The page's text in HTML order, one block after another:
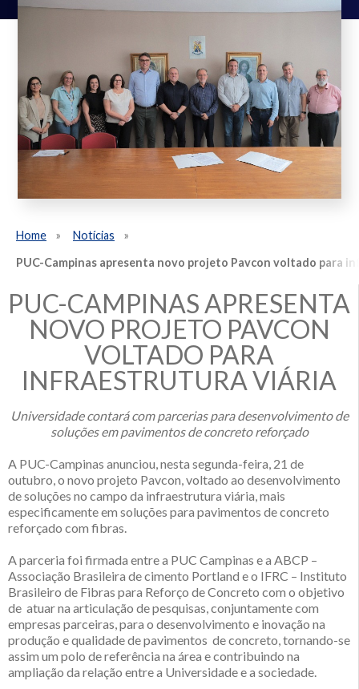
Home
Notícias
PUC-Campinas apresenta novo projeto Pavcon voltado para
PUC-CAMPINAS APRESENTA
NOVO PROJETO PAVCON
VOLTADO PARA
INFRAESTRUTURA VIÁRIA
Universidade contará com parcerias para desenvolvimento de
soluções em pavimentos de concreto reforçado
A PUC-Campinas anunciou, nesta segunda-feira, 21 de
outubro, o novo projeto Pavcon, voltado ao desenvolvimento
de soluções no campo da infraestrutura viária, mais
especificamente em soluções para pavimentos de concreto
reforçado com fibras.
A parceria foi firmada entre a PUC Campinas e a ABCP –
Associação Brasileira de cimento Portland e o IFRC – Instituto
Brasileiro de Fibras para Reforço de Concreto com o objetivo
de atuar na articulação de pesquisas, conjuntamente com
empresas parceiras, para o desenvolvimento e inovação na
produção e qualidade de pavimentos de concreto, tornando-se
assim um polo de referência na área e contribuindo na
ampliação da relação entre a Universidade e a sociedade.